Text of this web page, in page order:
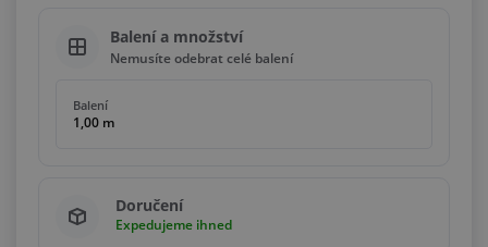
Balení a množství
Nemusíte odebrat celé balení
Balení
1,00 m
Doručení
Expedujeme ihned